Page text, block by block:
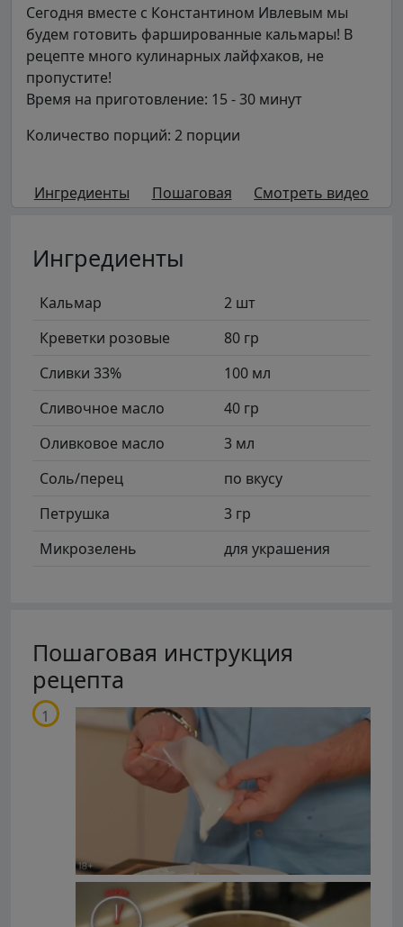
Сегодня вместе с Константином Ивлевым мы
будем готовить фаршированные кальмары! В
рецепте много кулинарных лайфхаков, не
пропустите!
Время на приготовление: 15 - 30 минут
Количество порций: 2 порции
Ингредиенты Пошаговая Смотреть видео
Ингредиенты
Кальмар
2 шт
Креветки розовые
80 гр
Сливки 33%
100 мл
Сливочное масло
40 гр
Оливковое масло
3 мл
Соль/перец
по вкусу
Петрушка
3 гр
Микрозелень
для украшения
Пошаговая инструкция
рецепта